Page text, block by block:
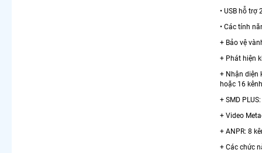
• USB hỗ
• Các tính
+ Bảo vệ
+ Phát hiện
+ Nhận diện
hoặc 16
+ SMD
+ Video
+ ANPR: 8
+ Các chức